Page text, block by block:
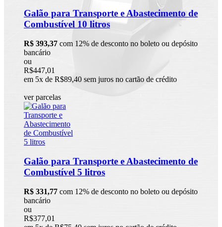
Galão para Transporte e Abastecimento de
Combustível 10 litros
R$ 393,37 com 12% de desconto no boleto ou depósito
bancário
ou
R$447,01
em 5x de R$89,40 sem juros no cartão de crédito
ver parcelas
Galão para Transporte e Abastecimento de
Combustível 5 litros
R$ 331,77 com 12% de desconto no boleto ou depósito
bancário
ou
R$377,01